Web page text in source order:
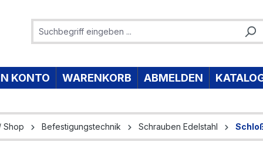
KONTO WARENKORB ABMELDEN
Shop Befestigungstechnik Schrauben Edelstahl